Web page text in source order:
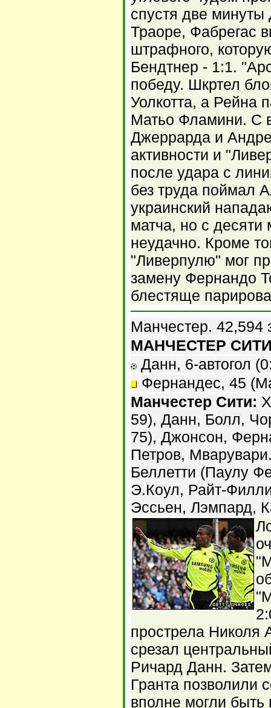
спустя две
Траоре, Фабрегас
штрафного,
Бендтнер - 1:1.
победу. Шкртел
Уолкотта, а Рейна
Матьо Фламини. С
Джеррарда и
активности и
после удара с
без труда поймал
украинский
матча, но с десяти
неудачно. Кроме
"Ливерпулю" мог
замену Фернандо
блестяще
Манчестер. 42,594
МАНЧЕСТЕР
Данн, 6-автогол
Фернандес, 45
Манчестер Сити:
59), Данн, Болл,
75), Джонсон,
Петров,
Беллетти (Паулу
Э.Коул, Райт-
Эссьен, Лэмпард,
прострела Николя
срезал
Ричард Данн.
Гранта позволили
вполне могли